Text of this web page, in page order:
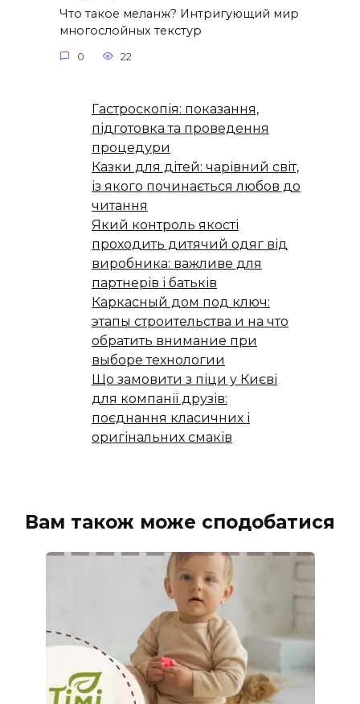
Что такое меланж? Интригующий мир
многослойных текстур
0 22
Гастроскопія: показання,
підготовка та проведення
процедури
Казки для дітей: чарівний світ,
із якого починається любов до
читання
Який контроль якості
проходить дитячий одяг від
виробника: важливе для
партнерів і батьків
Каркасный дом под ключ:
этапы строительства и на что
обратить внимание при
выборе технологии
Що замовити з піци у Києві
для компанії друзів:
поєднання класичних і
оригінальних смаків
Вам також може сподобатися